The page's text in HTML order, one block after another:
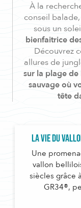
À la
conseil
sous un
bienfaitrice
Découvrez
allures de
sur la plage
sauvage où
tête
La vie du
Une
vallon
siècles grâce
GR34®,